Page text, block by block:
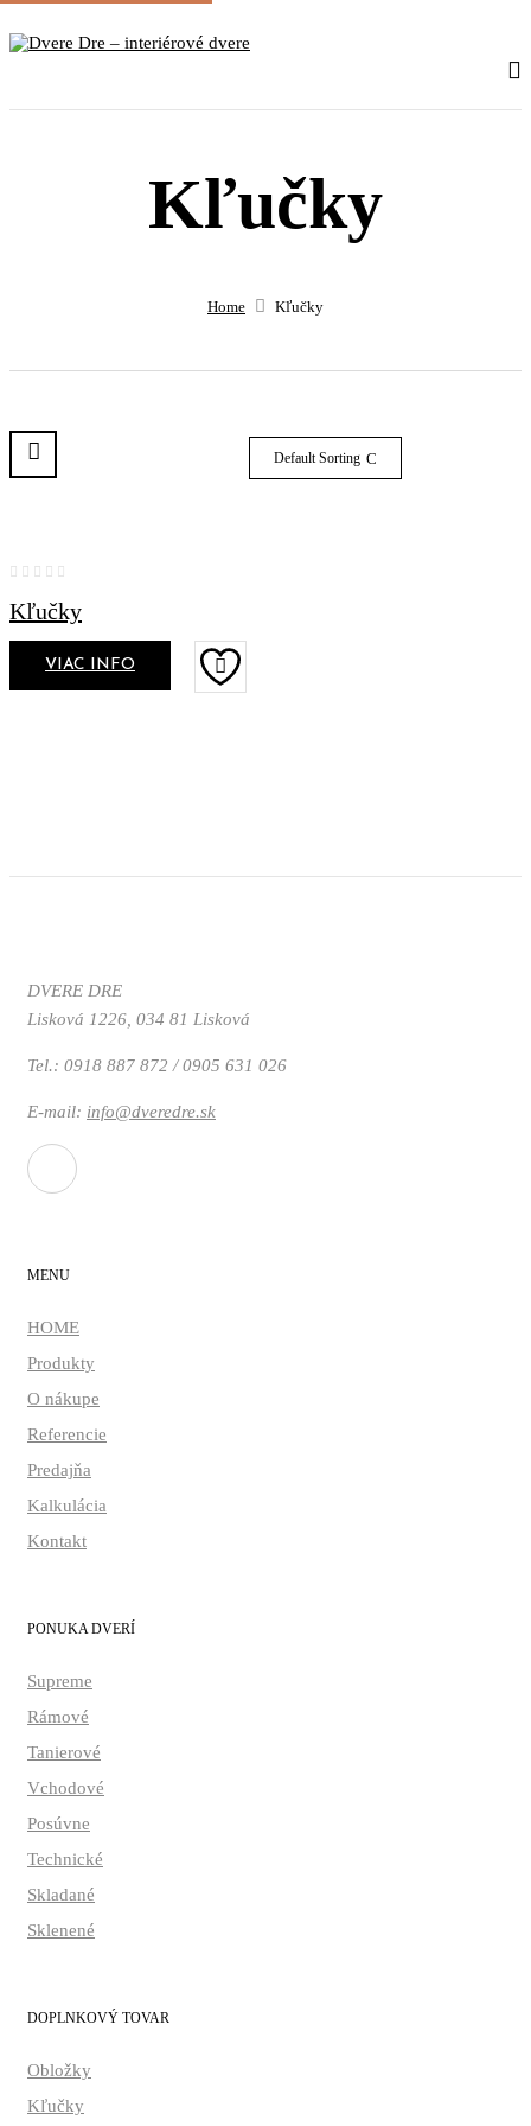
Kľučky
Home Kľučky
Default Sorting
Kľučky
VIAC INFO
DVERE DRE
Lisková 1226, 034 81 Lisková
Tel.: 0918 887 872 / 0905 631 026
E-mail: info@dveredre.sk
MENU
HOME
Produkty
O nákupe
Referencie
Predajňa
Kalkulácia
Kontakt
PONUKA DVERÍ
Supreme
Rámové
Tanierové
Vchodové
Posúvne
Technické
Skladané
Sklenené
DOPLNKOVÝ TOVAR
Obložky
Kľučky